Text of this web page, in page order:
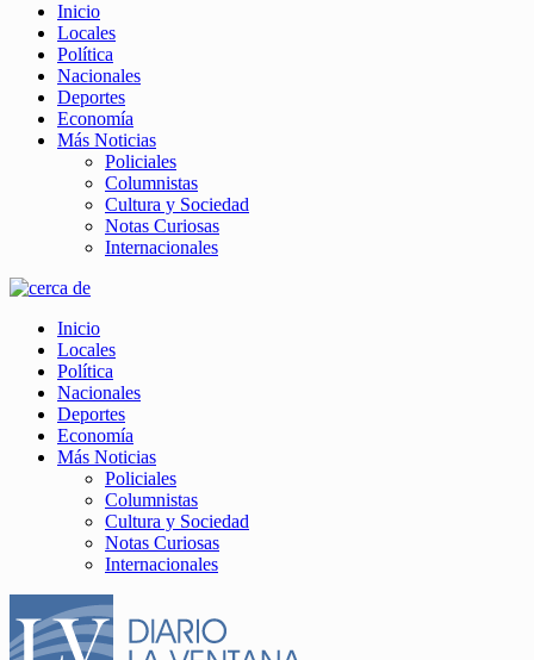
Inicio
Locales
Política
Nacionales
Deportes
Economía
Más Noticias
Policiales
Columnistas
Cultura y Sociedad
Notas Curiosas
Internacionales
Inicio
Locales
Política
Nacionales
Deportes
Economía
Más Noticias
Policiales
Columnistas
Cultura y Sociedad
Notas Curiosas
Internacionales